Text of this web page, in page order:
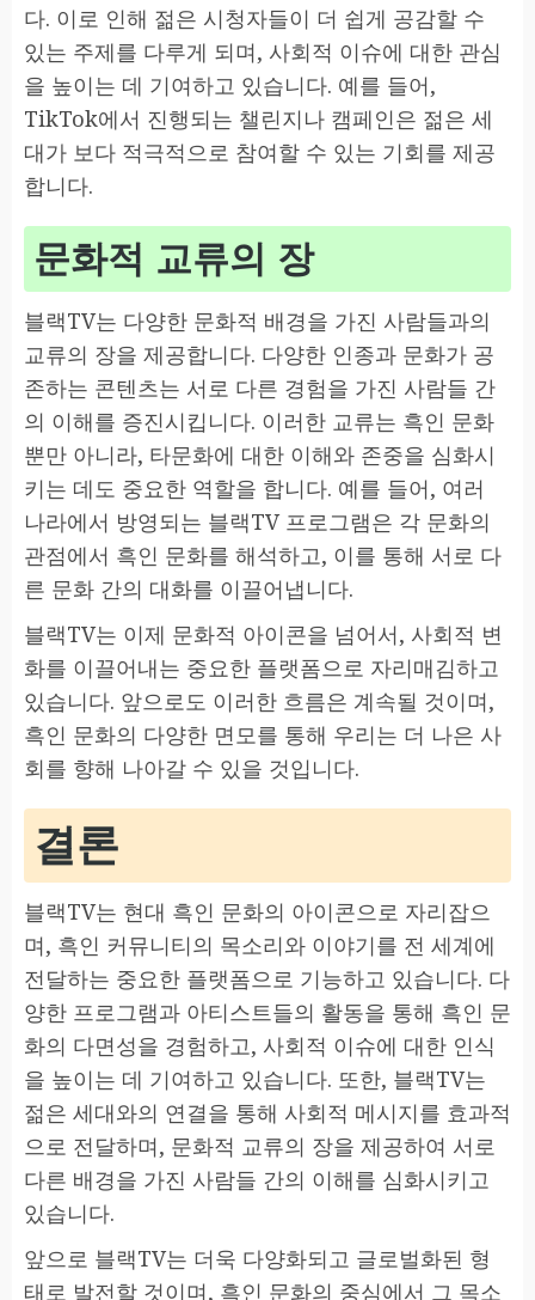
다. 이로 인해 젊은 시청자들이 더 쉽게 공감할 수
있는 주제를 다루게 되며, 사회적 이슈에 대한 관심
을 높이는 데 기여하고 있습니다. 예를 들어,
TikTok에서 진행되는 챌린지나 캠페인은 젊은 세
대가 보다 적극적으로 참여할 수 있는 기회를 제공
합니다.
문화적 교류의 장
블랙TV는 다양한 문화적 배경을 가진 사람들과의
교류의 장을 제공합니다. 다양한 인종과 문화가 공
존하는 콘텐츠는 서로 다른 경험을 가진 사람들 간
의 이해를 증진시킵니다. 이러한 교류는 흑인 문화
뿐만 아니라, 타문화에 대한 이해와 존중을 심화시
키는 데도 중요한 역할을 합니다. 예를 들어, 여러
나라에서 방영되는 블랙TV 프로그램은 각 문화의
관점에서 흑인 문화를 해석하고, 이를 통해 서로 다
른 문화 간의 대화를 이끌어냅니다.
블랙TV는 이제 문화적 아이콘을 넘어서, 사회적 변
화를 이끌어내는 중요한 플랫폼으로 자리매김하고
있습니다. 앞으로도 이러한 흐름은 계속될 것이며,
흑인 문화의 다양한 면모를 통해 우리는 더 나은 사
회를 향해 나아갈 수 있을 것입니다.
결론
블랙TV는 현대 흑인 문화의 아이콘으로 자리잡으
며, 흑인 커뮤니티의 목소리와 이야기를 전 세계에
전달하는 중요한 플랫폼으로 기능하고 있습니다. 다
양한 프로그램과 아티스트들의 활동을 통해 흑인 문
화의 다면성을 경험하고, 사회적 이슈에 대한 인식
을 높이는 데 기여하고 있습니다. 또한, 블랙TV는
젊은 세대와의 연결을 통해 사회적 메시지를 효과적
으로 전달하며, 문화적 교류의 장을 제공하여 서로
다른 배경을 가진 사람들 간의 이해를 심화시키고
있습니다.
앞으로 블랙TV는 더욱 다양화되고 글로벌화된 형
태로 발전할 것이며, 흑인 문화의 중심에서 그 목소